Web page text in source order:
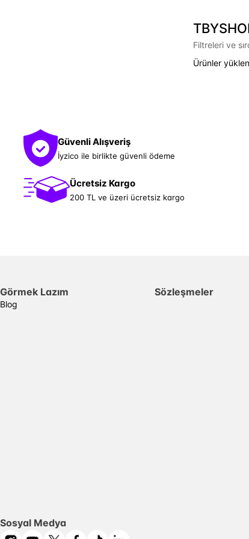
Filtreleri ve
Ürünler
Güvenli Alışveriş
İyzico ile birlikte güvenli ödeme
Ücretsiz Kargo
200 TL ve üzeri ücretsiz kargo
Görmek Lazım
Blog
Sözleşmeler
Sosyal Medya